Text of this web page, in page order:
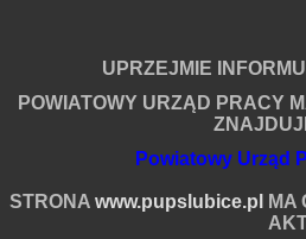
UPRZEJMIE
POWIATOWY URZĄD PRACY
Powiatowy Urząd
STRONA www.pupslubice.pl
MA